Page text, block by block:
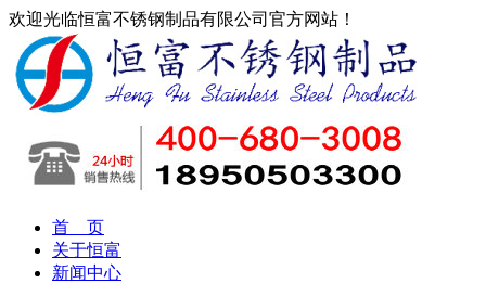
欢迎光临恒富不锈钢制品有限公司官方网站！
首 页
关于恒富
新闻中心